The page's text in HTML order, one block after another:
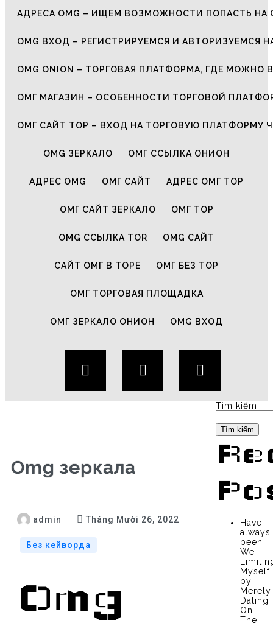
АДРЕСА OMG – ИЩЕМ ВОЗМОЖНОСТИ ПОПАСТЬ НА
OMG ВХОД – РЕГИСТРИРУЕМСЯ И АВТОРИЗУЕМСЯ
OMG ONION – ТОРГОВАЯ ПЛАТФОРМА, ГДЕ МОЖНО
ОМГ МАГАЗИН – ОСОБЕННОСТИ ТОРГОВОЙ
ОМГ САЙТ ТОР – ВХОД НА ТОРГОВУЮ ПЛАТФОРМУ
OMG ЗЕРКАЛО ОМГ ССЫЛКА ОНИОН
АДРЕС OMG ОМГ САЙТ АДРЕС ОМГ ТОР
ОМГ САЙТ ЗЕРКАЛО ОМГ ТОР
OMG ССЫЛКА TOR OMG САЙТ
САЙТ ОМГ В ТОРЕ ОМГ БЕЗ ТОР
ОМГ ТОРГОВАЯ ПЛОЩАДКА
ОМГ ЗЕРКАЛО ОНИОН OMG ВХОД
Omg зеркала
admin Tháng Mười 26, 2022
Без кейворда
Omg
Tìm kiếm
Tìm kiếm
Have
always
been
We
Myself
by
Merely
Dating
On
The